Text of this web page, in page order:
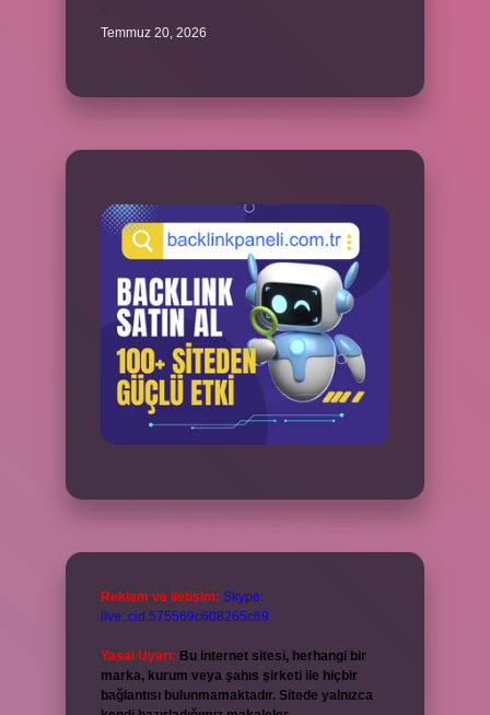
Temmuz 20, 2026
Reklam ve İletişim: Skype:
live:.cid.575569c608265c69
Yasal Uyarı: Bu internet sitesi, herhangi bir
marka, kurum veya şahıs şirketi ile hiçbir
bağlantısı bulunmamaktadır. Sitede yalnızca